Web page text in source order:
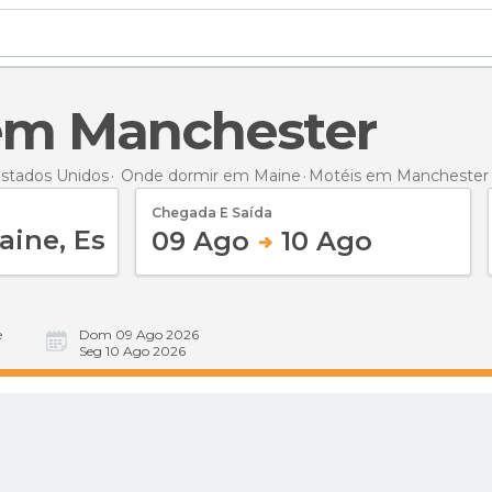
Manchester
Unidos Onde dormir em Maine Motéis em Manchester
Chegada E Saída
09 Ago 10 Ago
Dom 09 Ago 2026
Seg 10 Ago 2026